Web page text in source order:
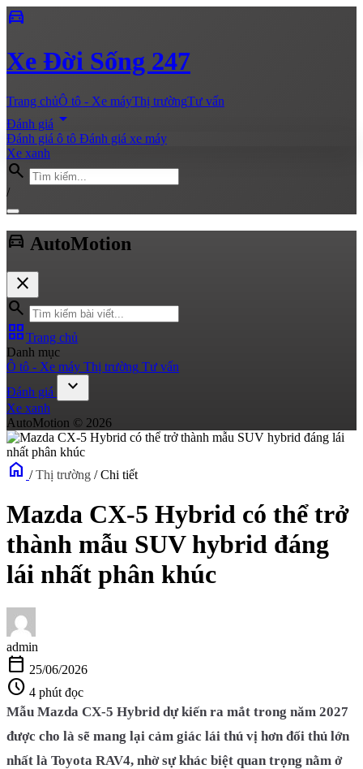
directions_car
Xe Đời Sống 247
Trang chủÔ tô - Xe máyThị trườngTư vấn
Đánh giá arrow_drop_down
Đánh giá ô tô Đánh giá xe máy
Xe xanh
search
/
directions_car AutoMotion
close
search
grid_viewTrang chủ
Danh mục
Ô tô - Xe máy Thị trường Tư vấn
Đánh giá
expand_more
Xe xanh
AutoMotion © 2026
home / Thị trường / Chi tiết
Mazda CX-5 Hybrid có thể trở
thành mẫu SUV hybrid đáng
lái nhất phân khúc
admin
calendar_today 25/06/2026
schedule 4 phút đọc
Mẫu Mazda CX-5 Hybrid dự kiến ra mắt trong năm 2027
được cho là sẽ mang lại cảm giác lái thú vị hơn đối thủ lớn
nhất là Toyota RAV4, nhờ sự khác biệt quan trọng nằm ở